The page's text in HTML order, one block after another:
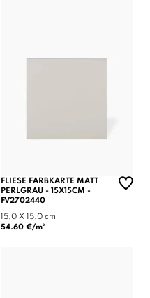
FLIESE FARBKARTE MATT
PERLGRAU - 15X15CM -
FV2702440
15.0 X 15.0 cm
54.60 €/m²